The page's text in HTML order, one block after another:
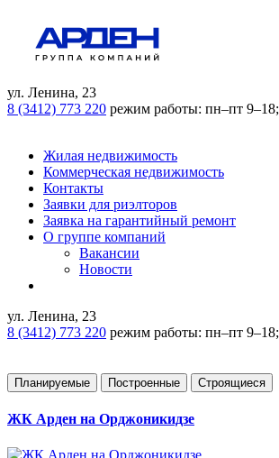
ул. Ленина, 23
8 (3412) 773 220 режим работы: пн–пт 9–18;
Жилая недвижимость
Коммерческая недвижимость
Контакты
Заявки для риэлторов
Заявка на гарантийный ремонт
О группе компаний
Вакансии
Новости
ул. Ленина, 23
8 (3412) 773 220 режим работы: пн–пт 9–18;
Планируемые Построенные Строящиеся
ЖК Арден на Орджоникидзе